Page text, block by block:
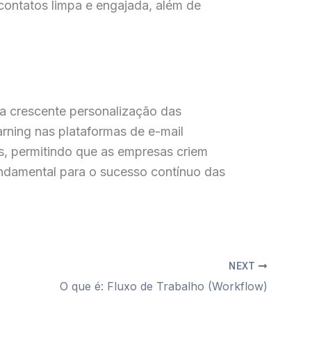
limpa e engajada, além de
crescente personalização das
nas plataformas de e-mail
permitindo que as empresas criem
para o sucesso contínuo das
NEXT
O que é: Fluxo de Trabalho (Workflow)